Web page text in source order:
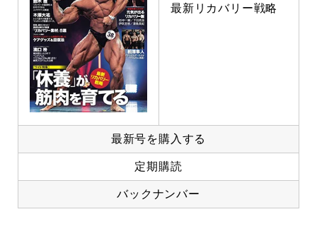
最新リカバリー戦略
最新号を購入する
定期購読
バックナンバー